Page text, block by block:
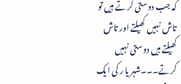
تاش نہیں کھیلتے اور تاش
کھیلتے ہیں دوستی نہیں
کرتے۔۔۔شہریا ر کی ایک